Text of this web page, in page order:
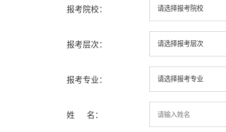
报考院校：
报考层次：
报考专业：
姓 名：